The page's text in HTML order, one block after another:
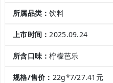
所属品类：饮料
上市时间：2025.09.24
所含口味：柠檬芭乐
规格/售价： 22g*7/27.41元